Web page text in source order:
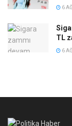
6
TL
6